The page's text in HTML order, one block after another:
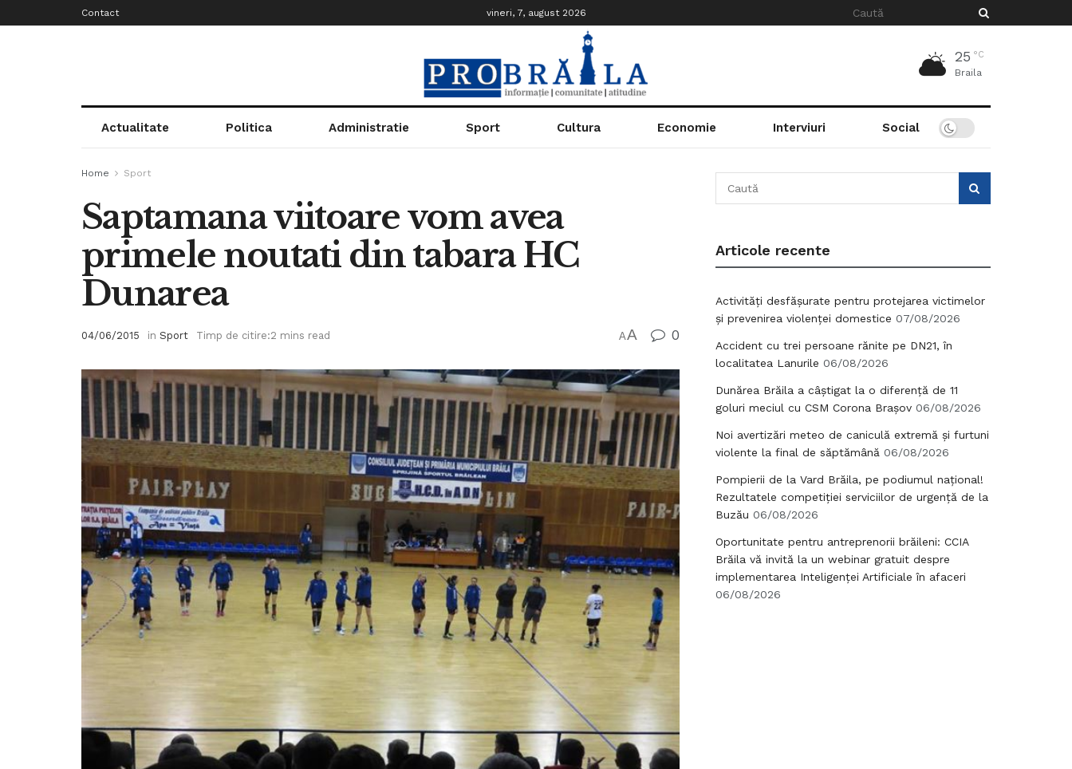
Contact vineri, 7, august 2026
25 °C
Braila
Actualitate Politica Administratie Sport Cultura Economie Interviuri Social
Home Sport
Saptamana viitoare vom avea
primele noutati din tabara HC
Dunarea
04/06/2015 in Sport Timp de citire:2 mins read AA 0
Articole recente
Activități desfășurate pentru protejarea victimelor
și prevenirea violenței domestice 07/08/2026
Accident cu trei persoane rănite pe DN21, în
localitatea Lanurile 06/08/2026
Dunărea Brăila a câștigat la o diferență de 11
goluri meciul cu CSM Corona Brașov 06/08/2026
Noi avertizări meteo de caniculă extremă și furtuni
violente la final de săptămână 06/08/2026
Pompierii de la Vard Brăila, pe podiumul național!
Rezultatele competiției serviciilor de urgență de la
Buzău 06/08/2026
Oportunitate pentru antreprenorii brăileni: CCIA
Brăila vă invită la un webinar gratuit despre
implementarea Inteligenței Artificiale în afaceri
06/08/2026